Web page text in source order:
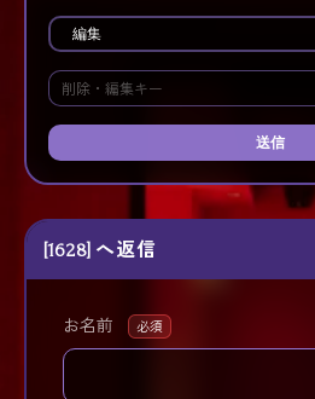
送信
[1628] へ返信
お名前 必須